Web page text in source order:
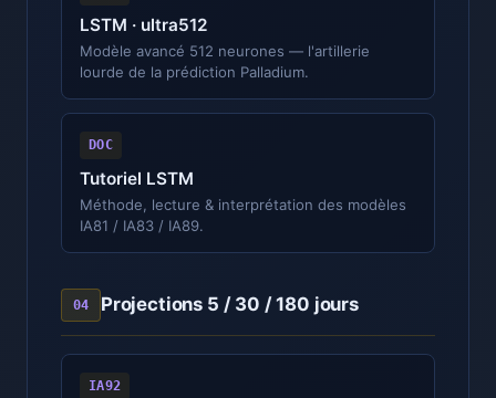
LSTM · ultra512
Modèle avancé 512 neurones — l'artillerie
lourde de la prédiction Palladium.
DOC
Tutoriel LSTM
Méthode, lecture & interprétation des modèles
IA81 / IA83 / IA89.
04 Projections 5 / 30 / 180 jours
IA92